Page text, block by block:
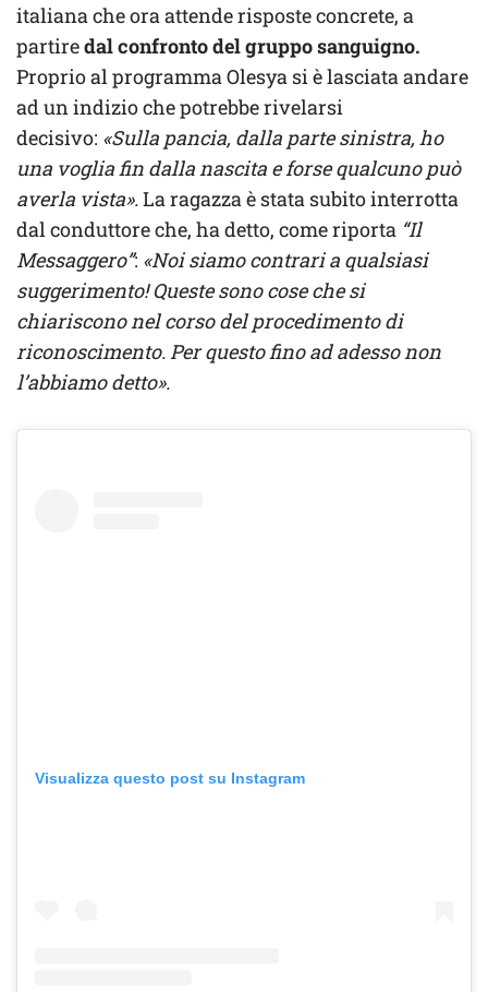
italiana che ora attende risposte concrete, a
partiredal confronto del gruppo sanguigno.
Proprio al programma Olesya si è lasciata andare
ad un indizio che potrebbe rivelarsi
decisivo: «Sulla pancia, dalla parte sinistra, ho
una voglia fin dalla nascita e forse qualcuno può
averla vista».La ragazza è stata subito interrotta
dal conduttore che, ha detto, come riporta “Il
Messaggero”: «Noi siamo contrari a qualsiasi
suggerimento! Queste sono cose che si
chiariscono nel corso del procedimento di
riconoscimento. Per questo fino ad adesso non
l’abbiamo detto».
Visualizza questo post su Instagram